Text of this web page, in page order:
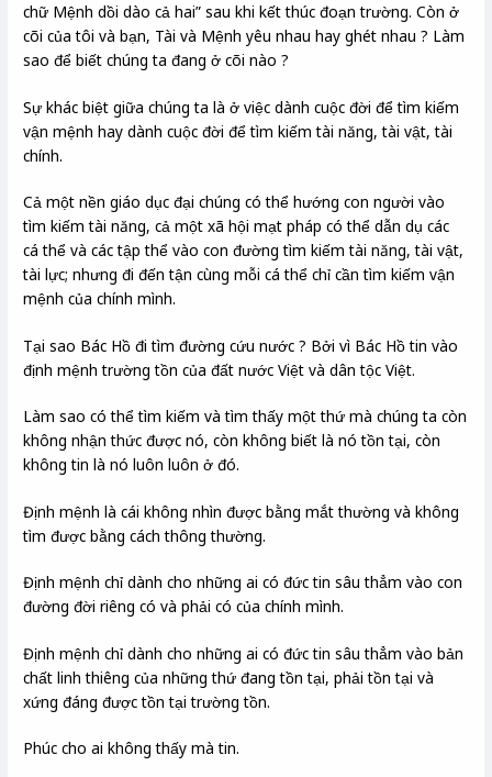
chữ Mệnh dồi dào cả hai” sau khi kết thúc đoạn trường. Còn ở
cõi của tôi và bạn, Tài và Mệnh yêu nhau hay ghét nhau ? Làm
sao để biết chúng ta đang ở cõi nào ?
Sự khác biệt giữa chúng ta là ở việc dành cuộc đời để tìm kiếm
vận mệnh hay dành cuộc đời để tìm kiếm tài năng, tài vật, tài
chính.
Cả một nền giáo dục đại chúng có thể hướng con người vào
tìm kiếm tài năng, cả một xã hội mạt pháp có thể dẫn dụ các
cá thể và các tập thể vào con đường tìm kiếm tài năng, tài vật,
tài lực; nhưng đi đến tận cùng mỗi cá thể chỉ cần tìm kiếm vận
mệnh của chính mình.
Tại sao Bác Hồ đi tìm đường cứu nước ? Bởi vì Bác Hồ tin vào
định mệnh trường tồn của đất nước Việt và dân tộc Việt.
Làm sao có thể tìm kiếm và tìm thấy một thứ mà chúng ta còn
không nhận thức được nó, còn không biết là nó tồn tại, còn
không tin là nó luôn luôn ở đó.
Định mệnh là cái không nhìn được bằng mắt thường và không
tìm được bằng cách thông thường.
Định mệnh chỉ dành cho những ai có đức tin sâu thẳm vào con
đường đời riêng có và phải có của chính mình.
Định mệnh chỉ dành cho những ai có đức tin sâu thẳm vào bản
chất linh thiêng của những thứ đang tồn tại, phải tồn tại và
xứng đáng được tồn tại trường tồn.
Phúc cho ai không thấy mà tin.